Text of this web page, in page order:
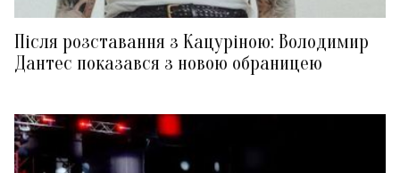
Після розставання з Кацуріною: Володимир
Дантес показався з новою обраницею